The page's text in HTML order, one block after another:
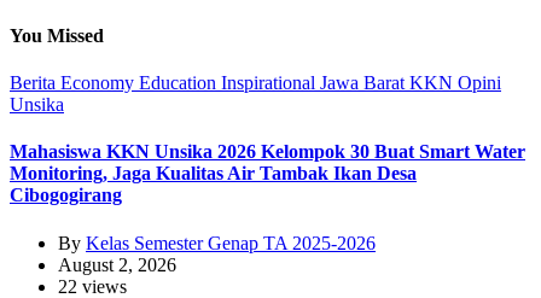
You Missed
Berita Economy Education Inspirational Jawa Barat KKN Opini
Unsika
Mahasiswa KKN Unsika 2026 Kelompok 30 Buat Smart Water
Monitoring, Jaga Kualitas Air Tambak Ikan Desa
Cibogogirang
By Kelas Semester Genap TA 2025-2026
August 2, 2026
22 views